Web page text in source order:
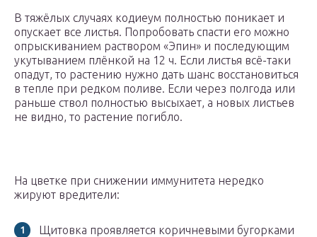
В тяжёлых случаях кодиеум полностью поникает и
опускает все листья. Попробовать спасти его можно
опрыскиванием раствором «Эпин» и последующим
укутыванием плёнкой на 12 ч. Если листья всё-таки
опадут, то растению нужно дать шанс восстановиться
в тепле при редком поливе. Если через полгода или
раньше ствол полностью высыхает, а новых листьев
не видно, то растение погибло.
На цветке при снижении иммунитета нередко
жируют вредители:
Щитовка проявляется коричневыми бугорками